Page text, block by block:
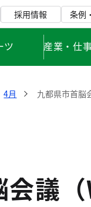
採用情報 条例
ツ 産業・仕
4月 九都県市首脳
議